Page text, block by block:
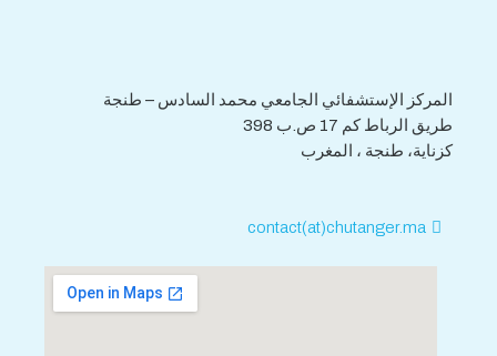
المركز الإستشفائي الجامعي محمد السادس – طنجة
طريق الرباط كم 17 ص.ب 398
كزناية، طنجة ، المغرب
contact(at)chutanger.ma